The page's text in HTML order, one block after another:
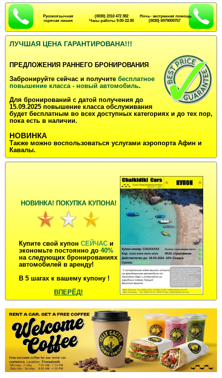
Русскоязычная
горячая линия
(0030) 2310 472 382
Часы работы 9.00-22.00
Ночь- экстренная помощь
(0030) 6979009757
ЛУЧШАЯ ЦЕНА ГАРАНТИРОВАНА!!!
ПРЕДЛОЖЕНИЯ РАННЕГО БРОНИРОВАНИЯ
Забронируйте сейчас и получите бесплатное
повышение класса - новый автомобиль.
Для бронирований с датой получения до
15.09.2025 повышение класса обслуживания
будет бесплатным во всех доступных категориях и до тех пор,
пока есть в наличии.
НОВИНКА
Также можно воспользоваться услугами аэропорта Афин и
Кавалы.
НОВИНКА! ПОКУПКА КУПОНA!
Купите свой купон СЕЙЧАС и
экономьте постоянно до 40%
на следующих бронированиях
автомобилей в аренду!
В 5 шагах к вашему купону !
ВПЕРЁД!